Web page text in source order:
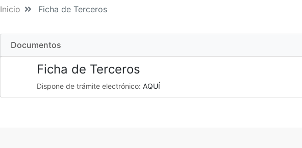
Inicio Ficha de Terceros
Documentos
Ficha de Terceros
Dispone de trámite electrónico:AQUÍ